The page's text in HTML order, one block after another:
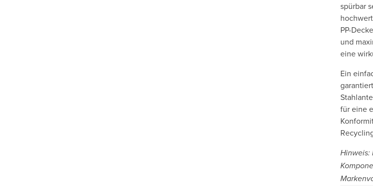
spürbar
PP-
und
eine
Ein
für eine
Hinweis: